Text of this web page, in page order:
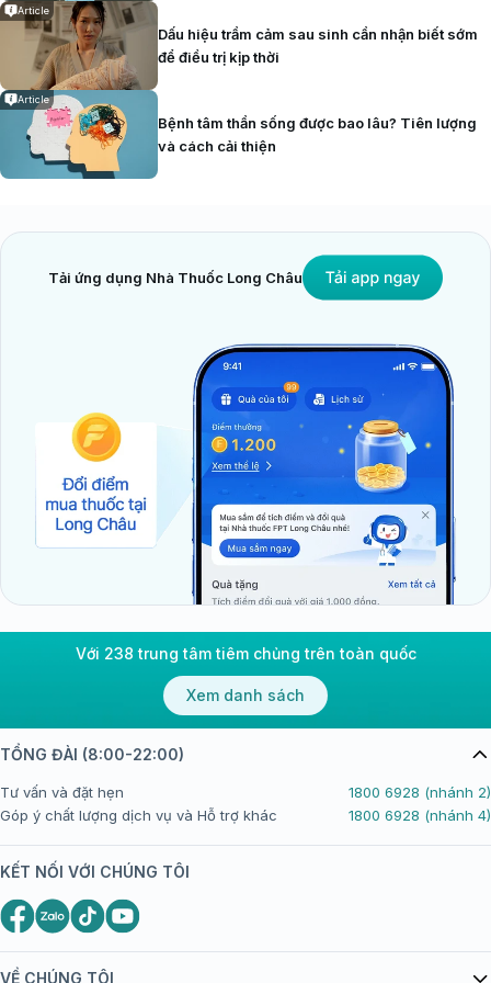
Áp lực công việc có thể tác động đến sức khỏe tinh thần và làm xuất hiện
Nguy cơ gây trầm cảm ẩn
Những ai có nguy cơ mắc phải trầm cảm ẩn?
Trầm cảm ẩn có thể xảy ra ở bất kỳ ai, tuy nhiên một
số nhóm đối tượng được ghi nhận có nguy cơ mắc
bệnh cao hơn do đặc điểm tâm lý, sức khỏe hoặc
hoàn cảnh sống. Việc nhận diện các nhóm nguy cơ
giúp nâng cao khả năng phát hiện sớm và can thiệp
Người thường xuyên chịu áp lực kéo dài:Những
người phải đối mặt với căng thẳng trong công việc,
học tập, tài chính hoặc các mối quan hệ cá nhân
có nguy cơ xuất hiện các triệu chứng trầm cảm
dưới dạng biểu hiện thể chất.
Người có tiền sử rối loạn tâm thần:
đề sức khỏe tâm thần khác có nguy cơ cao gặp
phải trầm cảm ẩn.
Người mắc bệnh mạn tính:
đau mạn tính có thể ảnh hưởng đến sức khỏe tâm
thần và làm gia tăng nguy cơ trầm cảm.
Người trải qua biến cố lớn trong cuộc sống:
Article
Dấu hiệu trầm cảm sau sinh cần nhận biết sớm
để điều trị kịp thời
Article
Bệnh tâm thần sống được bao lâu? Tiên lượng
và cách cải thiện
Tải ứng dụng Nhà Thuốc Long Châu
Với 238 trung tâm tiêm chủng trên toàn quốc
Xem danh sách
VỀ CHÚNG TÔI
TỔNG ĐÀI (8:00-22:00)
Tư vấn và đặt hẹn
1800 6928 (nhánh 2)
Góp ý chất lượng dịch vụ và Hỗ trợ khác
1800 6928 (nhánh 4)
KẾT NỐI VỚI CHÚNG TÔI